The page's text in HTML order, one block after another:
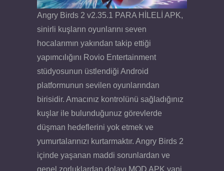
Angry Birds 2 v2.35.1 PARA HİLELİ APK,
sinirli kuşların oyunlarını seven
hocalarımın yakından takip ettiği
yapımcılığını Rovio Entertainment
stüdyosunun üstlendiği Android
platformunun sevilen oyunlarından
birisidir. Amacınız kontrolünü sağladığınız
kuşlar ile bulunduğunuz görevlerde
düşman hedeflerini yok etmek ve
yumurtalarınızı kurtarmaktır. Angry Birds 2
içinde yaşanan maddi sorunlardan ve